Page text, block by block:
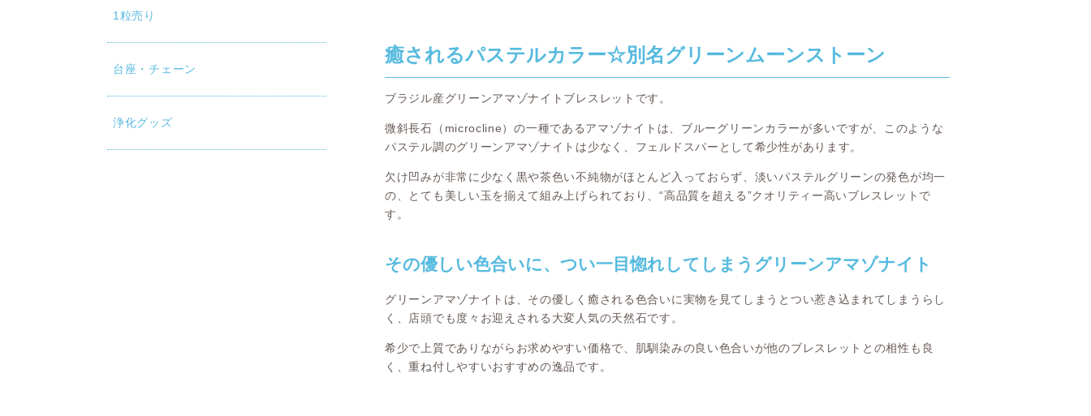
1粒売り
台座・チェーン
浄化グッズ
癒されるパステルカラー☆別名グリーンムーンストーン
ブラジル産グリーンアマゾナイトブレスレットです。
微斜長石（microcline）の一種であるアマゾナイトは、ブルーグリーンカラーが多いですが、このような
パステル調のグリーンアマゾナイトは少なく、フェルドスパーとして希少性があります。
欠け凹みが非常に少なく黒や茶色い不純物がほとんど入っておらず、淡いパステルグリーンの発色が均一
の、とても美しい玉を揃えて組み上げられており、“高品質を超える”クオリティー高いブレスレットで
す。
その優しい色合いに、つい一目惚れしてしまうグリーンアマゾナイト
グリーンアマゾナイトは、その優しく癒される色合いに実物を見てしまうとつい惹き込まれてしまうらし
く、店頭でも度々お迎えされる大変人気の天然石です。
希少で上質でありながらお求めやすい価格で、肌馴染みの良い色合いが他のブレスレットとの相性も良
く、重ね付しやすいおすすめの逸品です。